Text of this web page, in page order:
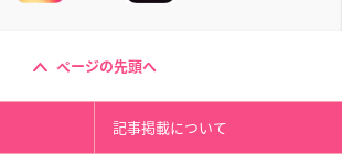
ページの先頭へ
記事掲載について